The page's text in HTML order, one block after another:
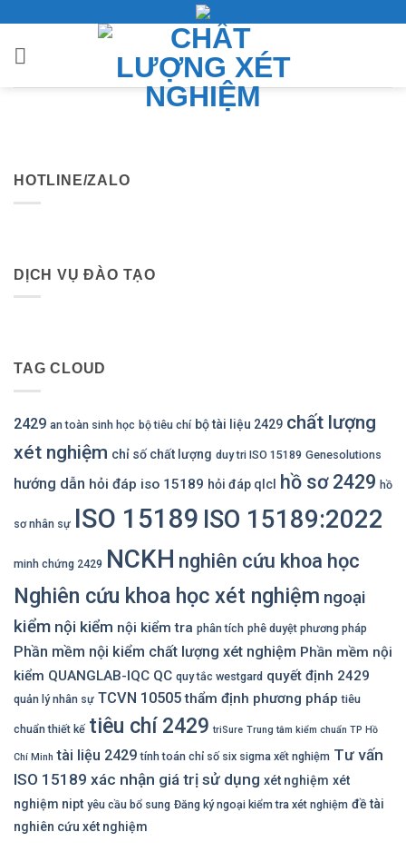
nội
HOTLINE/ZALO
DỊCH VỤ ĐÀO TẠO
TAG CLOUD
2429 an toàn sinh học bộ tiêu chí bộ tài liệu 2429 chất lượng
xét nghiệm chỉ số chất lượng duy tri ISO 15189 Genesolutions
hướng dẫn hỏi đáp iso 15189 hỏi đáp qlcl hồ sơ 2429 hồ
sơ nhân sự ISO 15189 ISO 15189:2022
minh chứng 2429 NCKH nghiên cứu khoa học
Nghiên cứu khoa học xét nghiệm ngoại
kiểm nội kiểm nội kiểm tra phân tích phê duyệt phương pháp
Phần mềm nội kiểm chất lượng xét nghiệm Phần mềm nội
kiểm QUANGLAB-IQC QC quy tắc westgard quyết định 2429
quản lý nhân sự TCVN 10505 thẩm định phương pháp tiêu
chuẩn thiết kế tiêu chí 2429 triSure Trung tâm kiểm chuẩn TP Hồ
Chí Minh tài liệu 2429 tính toán chỉ số six sigma xết nghiệm Tư vấn
ISO 15189 xác nhận giá trị sử dụng xét nghiệm xét
nghiệm nipt yêu cầu bổ sung Đăng ký ngoại kiểm tra xét nghiệm đề tài
nghiên cứu xét nghiệm